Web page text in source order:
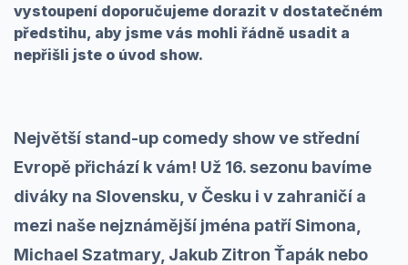
vystoupení doporučujeme dorazit v dostatečném
předstihu, aby jsme vás mohli řádně usadit a
nepřišli jste o úvod show.
Největší stand-up comedy show ve střední
Evropě přichází k vám! Už 16. sezonu bavíme
diváky na Slovensku, v Česku i v zahraničí a
mezi naše nejznámější jména patří Simona,
Michael Szatmary, Jakub Zitron Ťapák nebo